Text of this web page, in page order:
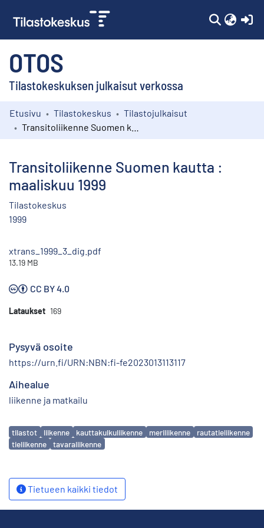
OTOS
Tilastokeskuksen julkaisut verkossa
Kokoelmat
Etusivu Tilastokeskus
Tilastojulkaisut
Transitoliikenne Suomen kautta :
maaliskuu 1999
Tilastokeskus
1999
xtrans_1999_3_dig.pdf
13.19 MB
CC BY 4.0
Lataukset 169
Pysyvä osoite
https://urn.fi/URN:NBN:fi-fe2023013113117
Aihealue
liikenne ja matkailu
Avainsanat
tilastot liikenne kauttakulkuliikenne meriliikenne
rautatieliikenne
tieliikenne
tavaraliikenne
Tietueen kaikki tiedot